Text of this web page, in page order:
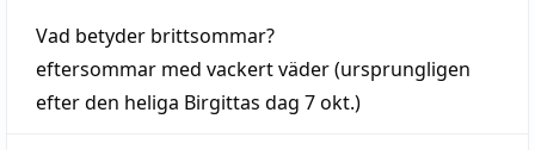
Vad betyder brittsommar?
eftersommar med vackertväder(ursprungligen
efter den heliga Birgittas dag 7 okt.)